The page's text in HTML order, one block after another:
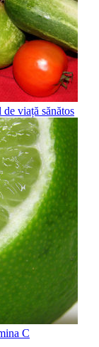
viață sănătos
C